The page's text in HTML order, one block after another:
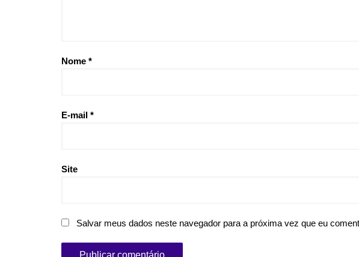
Nome *
E-mail *
Site
Salvar meus dados neste navegador para a próxima vez que eu